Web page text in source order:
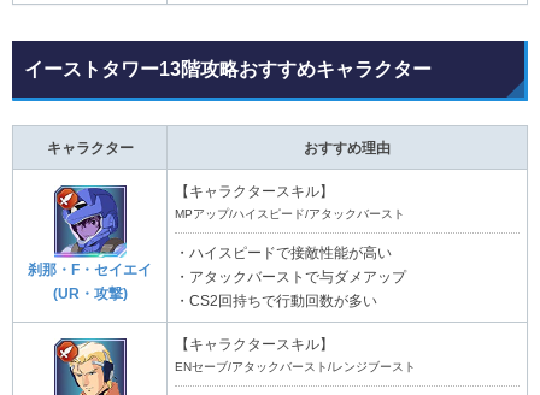
イーストタワー13階攻略おすすめキャラクター
キャラクター おすすめ理由
刹那・F・セイエイ
(UR・攻撃)
【キャラクタースキル】
MPアップ/ハイスピード/アタックバースト
・ハイスピードで接敵性能が高い
・アタックバーストで与ダメアップ
・CS2回持ちで行動回数が多い
【キャラクタースキル】
ENセーブ/アタックバースト/レンジブースト